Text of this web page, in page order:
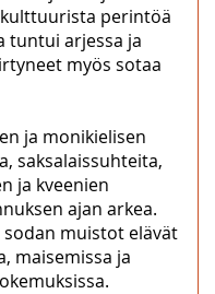
perintöä
tuntui arjessa ja
myös sotaa
ja monikielisen
saksalaissuhteita,
ja kveenien
ajan arkea.
sodan muistot elävät
maisemissa ja